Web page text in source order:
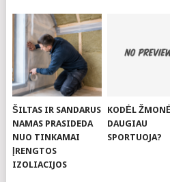
ŠILTAS IR SANDARUS
NAMAS PRASIDEDA
NUO TINKAMAI
ĮRENGTOS
IZOLIACIJOS
KODĖL
DAUGIAU
SPORTUOJA?